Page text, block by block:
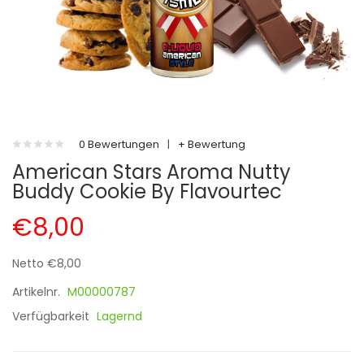
0 Bewertungen | + Bewertung
American Stars Aroma Nutty
Buddy Cookie By Flavourtec
€8,00
Netto €8,00
Artikelnr. M00000787
Verfügbarkeit Lagernd